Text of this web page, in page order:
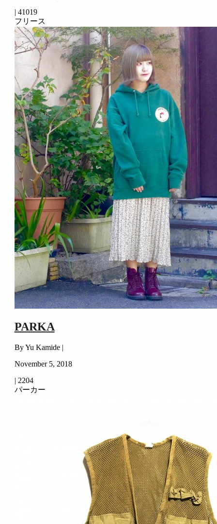
| 41019
フリース
PARKA
By Yu Kamide |
November 5, 2018
| 2204
パーカー